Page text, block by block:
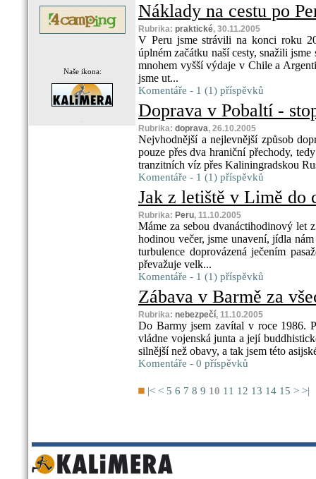
Naše ikona:
Náklady na cestu po
Rubrika: praktické, 30.11.2005
V Peru jsme strávili na konci roku
úplném začátku naší cesty, snažili
mnohem vyšší výdaje v Chile a
jsme ut...
Komentáře - 1 (1) příspěvků
Doprava v Pobaltí -
Rubrika: doprava, 26.10.2005
Nejvhodnější a nejlevnější způsob
pouze přes dva hraniční přechody,
tranzitních víz přes Kaliningradskou
Komentáře - 1 (1) příspěvků
Jak z letiště v Limě do
Rubrika: Peru, 11.10.2005
Máme za sebou dvanáctihodinový let
hodinou večer, jsme unavení, jídla
turbulence doprovázená ječením
převažuje velk...
Komentáře - 1 (1) příspěvků
Zábava v Barmě za
Rubrika: nebezpečí, 11.10.2005
Do Barmy jsem zavítal v roce 1986.
vládne vojenská junta a její
silnější než obavy, a tak jsem této
Komentáře - 0 příspěvků
|< < 5 6 7 8 9 10 11 12 13 14 15 > >|